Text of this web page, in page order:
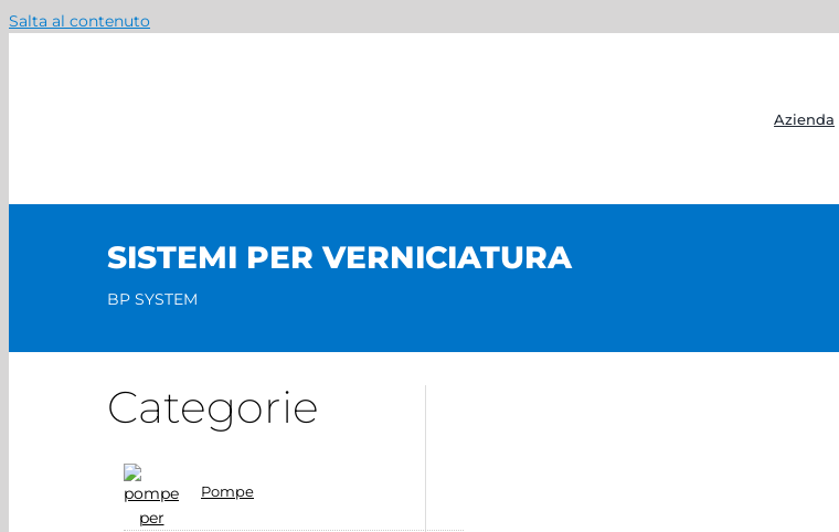
Salta al contenuto
Azienda
SISTEMI PER VERNICIATURA
BP SYSTEM
Categorie
Pompe